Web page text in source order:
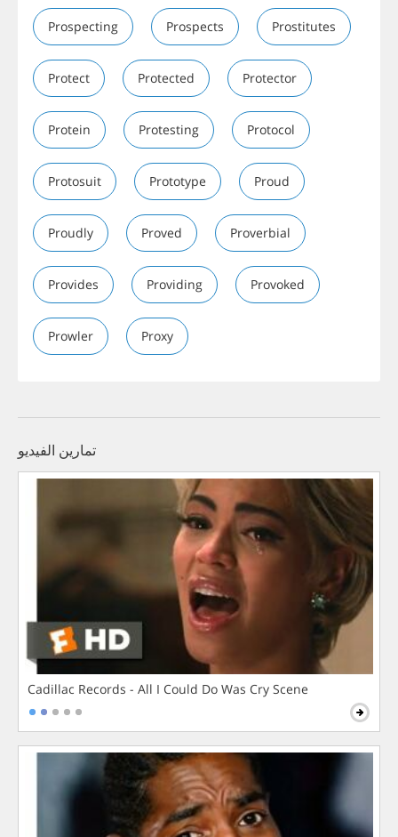
Prospecting Prospects Prostitutes
Protect Protected Protector
Protein Protesting Protocol
Protosuit Prototype Proud
Proudly Proved Proverbial
Provides Providing Provoked
Prowler Proxy
تمارين الفيديو
Cadillac Records - All I Could Do Was Cry Scene